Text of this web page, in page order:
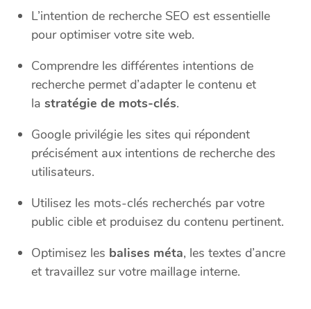
L’intention de recherche SEO est essentielle
pour optimiser votre site web.
Comprendre les différentes intentions de
recherche permet d’adapter le contenu et
la stratégie de mots-clés.
Google privilégie les sites qui répondent
précisément aux intentions de recherche des
utilisateurs.
Utilisez les mots-clés recherchés par votre
public cible et produisez du contenu pertinent.
Optimisez les balises méta, les textes d’ancre
et travaillez sur votre maillage interne.